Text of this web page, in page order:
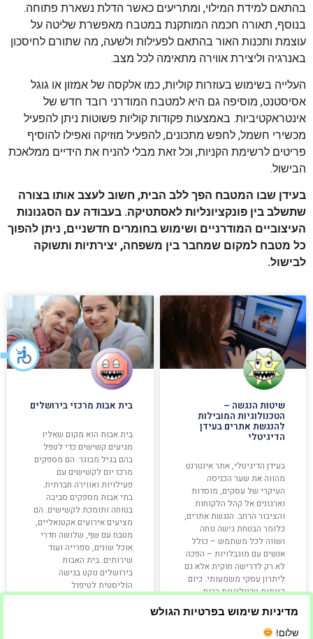
בהתאם למידת המילוי, ומתריעים כאשר הדלת נשארת פתוחה.
בנוסף, תאורה חכמה המותקנת במטבח מאפשרת שליטה על
עוצמת ותכנות האור בהתאם לפעילות ולשעה, מה שתורם לחיסכון
באנרגיה וליצירת אווירה מתאימה לכל מצב.
העלייה בשימוש בעוזרות קוליות, כמו אלקסה של אמזון או גוגל
אסיסטנט, מוסיפה גם היא למטבח המודרני רובד חדש של
אינטראקטיביות. באמצעות פקודות קוליות פשוטות ניתן להפעיל
מכשירי חשמל, לחפש מתכונים, להפעיל מוזיקה ואפילו להוסיף
פריטים לרשימת הקניות, וכל זאת מבלי להניח את הידיים ממלאכת
הבישול.
בעידן שבו המטבח הפך ללב הבית, חשוב לעצב אותו בצורה
שתשלב בין פונקציונליות לאסתטיקה. בעבודה עם הסגנונות
העיצוביים המודרניים ושימוש בחומרים חדשניים, ניתן להפוך
כל מטבח למקום שמחבר בין משפחה, יצירתיות ותשוקה
לבישול.
שיטות הנגשה –
הטכנולוגיות המובילות
להנגשת אתרים בעידן
הדיגיטלי
בעידן הדיגיטלי, אתר אינטרנט
מהווה את שער הכניסה
העיקרי של עסקים, מוסדות
וארגונים אל קהל הלקוחות
והציבור הרחב. הנגשת אתרים,
כלומר הבטחת גישה נוחה
ושווה לכל משתמש – כולל
אנשים עם מוגבלויות – הפכה
לא רק לדרישה חוקית אלא גם
ליתרון עסקי משמעותי. כיום
קיימות טכנולוגיות רבות
בית אבות מרכזי בירושלים
בית אבות הוא מקום שאליו
מגיעים קשישים כדי לטפל
בהם בגיל מבוגר. הם מספקים
מרכז יום לקשישים עם
פעילויות ואווירה חברתית.
בתי אבות מספקים סביבה
בטוחה ותומכת לקשישים. הם
מציעים אירועים אקטואליים,
מטבח עם שף, שלושה חדרי
אוכל שונים, ספרייה ועוד
שירותים. בית האבות
בירושלים נוקט בגישה
הוליסטית לטיפול
במטופליהם.
מדיניות שימוש בפרטיות הגולש
שלום!